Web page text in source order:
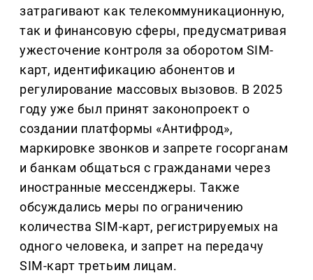
затрагивают как телекоммуникационную,
так и финансовую сферы, предусматривая
ужесточение контроля за оборотом SIM-
карт, идентификацию абонентов и
регулирование массовых вызовов. В 2025
году уже был принят законопроект о
создании платформы «Антифрод»,
маркировке звонков и запрете госорганам
и банкам общаться с гражданами через
иностранные мессенджеры. Также
обсуждались меры по ограничению
количества SIM-карт, регистрируемых на
одного человека, и запрет на передачу
SIM-карт третьим лицам.